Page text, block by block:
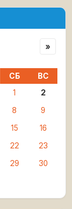
»
СБ
ВС
1
2
8
9
15
16
22
23
29
30